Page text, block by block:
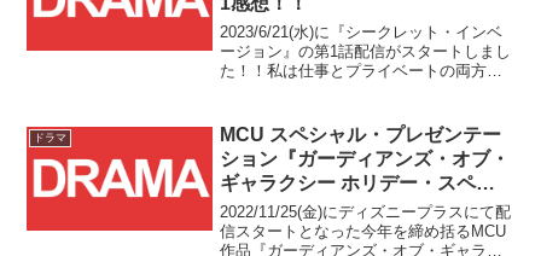
2023/6/21(水)に『シークレット・インベ
ージョン』の第1話配信がスタートしまし
た！！私は仕事とプライベートの両方が
前に、簡単に個人的な感想をまとめてい
きたいと思います。
ドラマ
MCU スペシャル・プレゼンテー
ション『ガーディアンズ・オブ・
ギャラクシー ホリデー・スペシ
ャル』感想
2022/11/25(金)にディズニープラスにて配
信スタートとなった今年を締め括るMCU
作品『ガーディアンズ・オブ・ギャラク